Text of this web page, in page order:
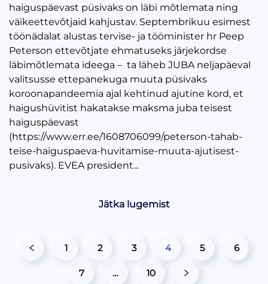
haiguspäevast püsivaks on läbi mõtlemata ning
väikeettevõtjaid kahjustav. Septembrikuu esimest
töönädalat alustas tervise- ja tööminister hr Peep
Peterson ettevõtjate ehmatuseks järjekordse
läbimõtlemata ideega – ta läheb JUBA neljapäeval
valitsusse ettepanekuga muuta püsivaks
koroonapandeemia ajal kehtinud ajutine kord, et
haigushüvitist hakatakse maksma juba teisest
haiguspäevast
(https://www.err.ee/1608706099/peterson-tahab-
teise-haiguspaeva-huvitamise-muuta-ajutisest-
pusivaks). EVEA president...
Jätka lugemist
1 2 3 4 5 6
7 … 10